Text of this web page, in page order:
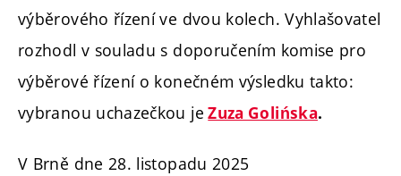
výběrového řízení ve dvou kolech.Vyhlašovatel
rozhodl v souladu s doporučením komise pro
výběrové řízení o konečném výsledku takto:
vybranou uchazečkou je Zuza Golińska.
V Brně dne 28. listopadu 2025